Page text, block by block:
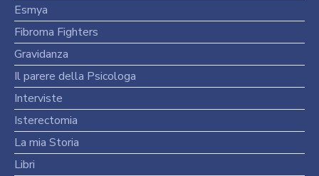
Esmya
Fibroma Fighters
Gravidanza
Il parere della Psicologa
Interviste
Isterectomia
La mia Storia
Libri